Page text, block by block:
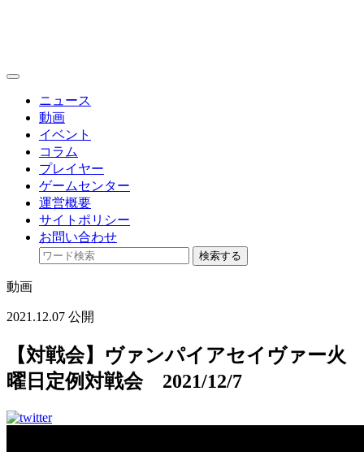
toggle
ニュース
動画
イベント
コラム
プレイヤー
ゲームセンター
運営概要
サイトポリシー
お問い合わせ
検索する
動画
2021.12.07 公開
【対戦会】ヴァンパイアセイヴァー火
曜日定例対戦会 2021/12/7